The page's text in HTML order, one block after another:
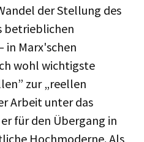
der Stellung des
betrieblichen
in Marx'schen
wohl wichtigste
zur „reellen
Arbeit unter das
für den Übergang in
Hochmoderne. Als